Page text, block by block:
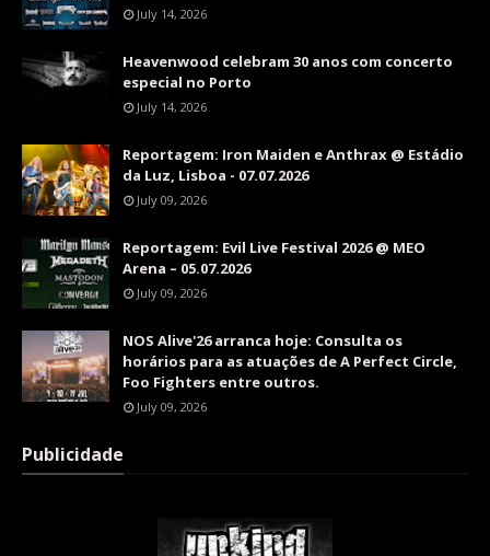
July 14, 2026
Heavenwood celebram 30 anos com concerto
especial no Porto
July 14, 2026
Reportagem: Iron Maiden e Anthrax @ Estádio
da Luz, Lisboa - 07.07.2026
July 09, 2026
Reportagem: Evil Live Festival 2026 @ MEO
Arena – 05.07.2026
July 09, 2026
NOS Alive'26 arranca hoje: Consulta os
horários para as atuações de A Perfect Circle,
Foo Fighters entre outros.
July 09, 2026
Publicidade